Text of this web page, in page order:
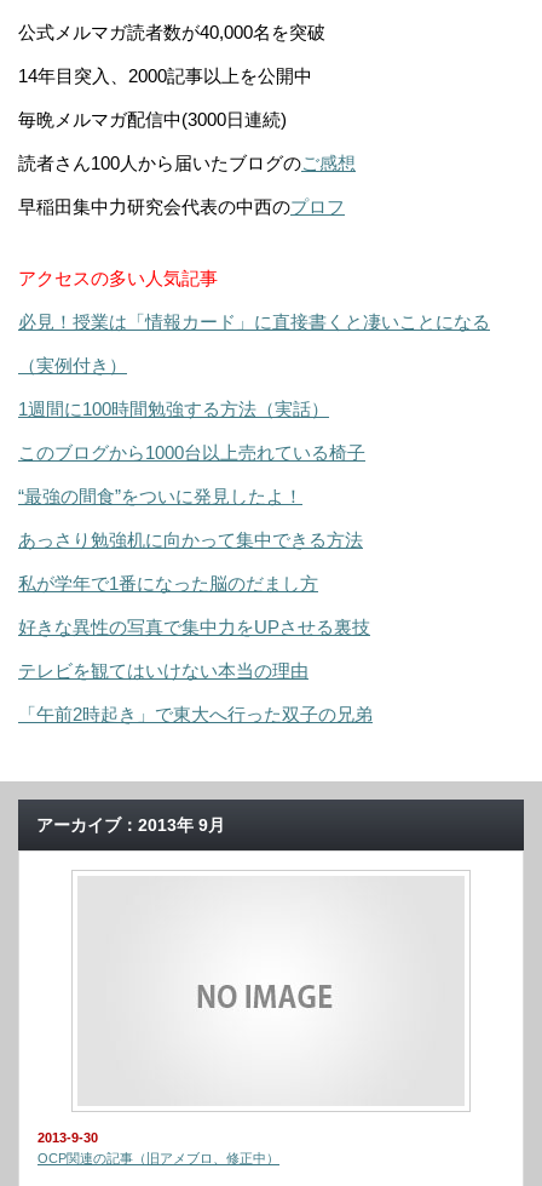
公式メルマガ読者数が40,000名を突破
14年目突入、2000記事以上を公開中
毎晩メルマガ配信中(3000日連続)
読者さん100人から届いたブログのご感想
早稲田集中力研究会代表の中西のプロフ
アクセスの多い人気記事
必見！授業は「情報カード」に直接書くと凄いことになる
（実例付き）
1週間に100時間勉強する方法（実話）
このブログから1000台以上売れている椅子
“最強の間食”をついに発見したよ！
あっさり勉強机に向かって集中できる方法
私が学年で1番になった脳のだまし方
好きな異性の写真で集中力をUPさせる裏技
テレビを観てはいけない本当の理由
「午前2時起き」で東大へ行った双子の兄弟
アーカイブ：2013年 9月
2013-9-30
OCP関連の記事（旧アメブロ、修正中）